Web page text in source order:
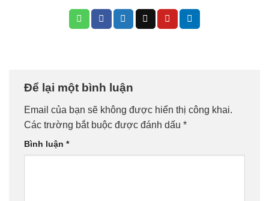
Để lại một bình luận
Email của bạn sẽ không được hiển thị công khai.
Các trường bắt buộc được đánh dấu *
Bình luận *